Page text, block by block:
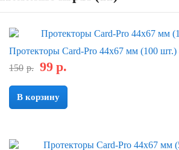
Протекторы Card-Pro 44x67 мм (100 шт.)
150 р. 99 р.
В корзину